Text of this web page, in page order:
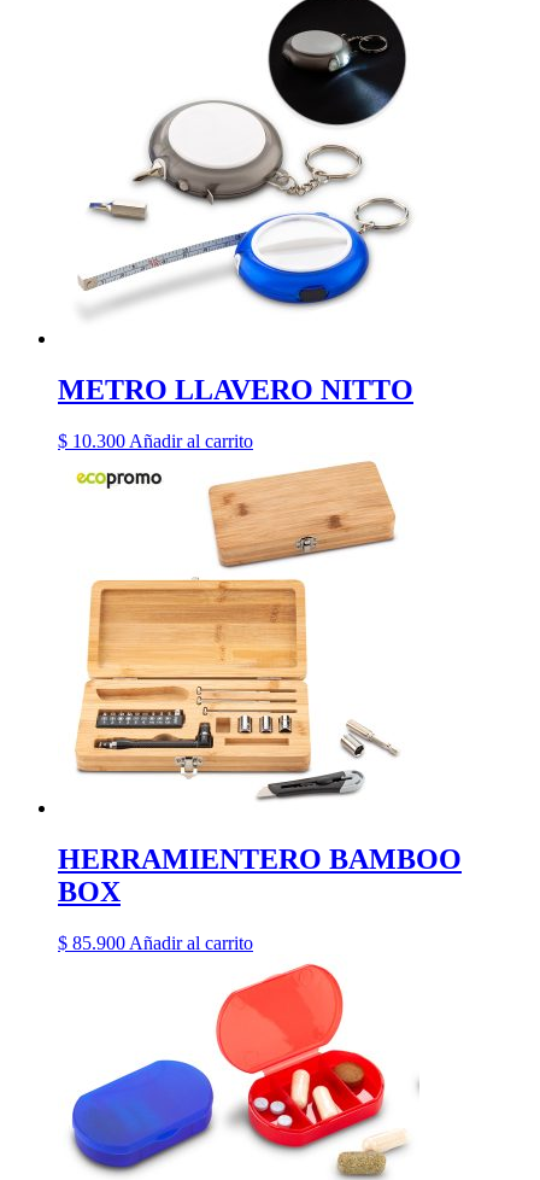
METRO LLAVERO NITTO
$ 10.300 Añadir al carrito
HERRAMIENTERO BAMBOO
BOX
$ 85.900 Añadir al carrito